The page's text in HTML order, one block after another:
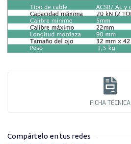
FICHA TÉCNICA
Compártelo en tus redes